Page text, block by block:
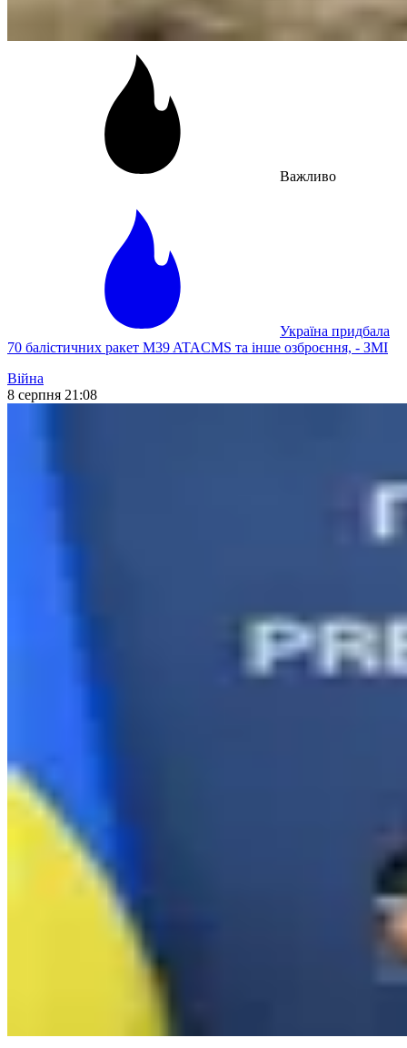
Важливо
Україна придбала
70 балістичних ракет M39 ATACMS та інше озброєння, - ЗМІ
Війна
8 серпня 21:08